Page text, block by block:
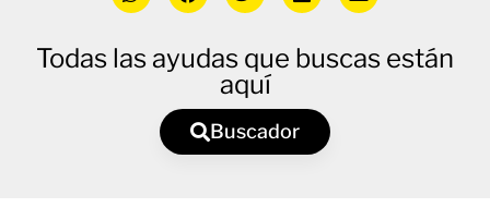
Todas las ayudas que buscas están
aquí
Buscador